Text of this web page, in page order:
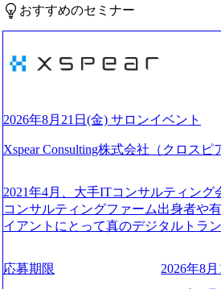
おすすめのセミナー
2026年8月21日(金) サロンイベント
Xspear Consulting株式会社（クロス
2021年4月、大手ITコンサルティン
コンサルティングファーム出身者や
イアントにとって真のデジタルトラ
力を持つDX時代において、20年以上
ロジーを提供してきたシンプレクス
応募期限
2026年8